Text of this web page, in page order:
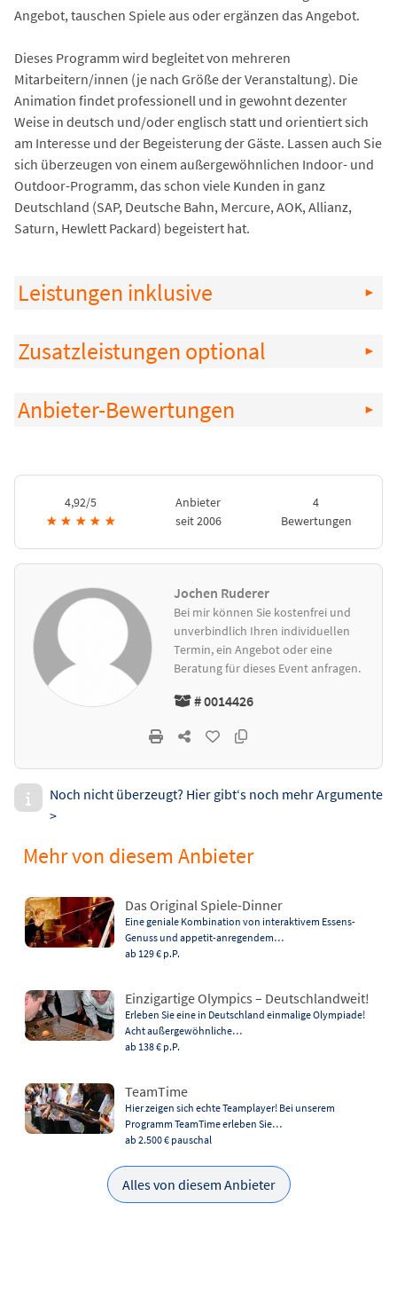
Angebot, tauschen Spiele aus oder ergänzen das Angebot.
Dieses Programm wird begleitet von mehreren
Mitarbeitern/innen (je nach Größe der Veranstaltung). Die
Animation findet professionell und in gewohnt dezenter
Weise in deutsch und/oder englisch statt und orientiert sich
am Interesse und der Begeisterung der Gäste. Lassen auch Sie
sich überzeugen von einem außergewöhnlichen Indoor- und
Outdoor-Programm, das schon viele Kunden in ganz
Deutschland (SAP, Deutsche Bahn, Mercure, AOK, Allianz,
Saturn, Hewlett Packard) begeistert hat.
Leistungen inklusive
Zusatzleistungen optional
Anbieter-Bewertungen
4,92/5
★ ★ ★ ★ ★
Anbieter
seit 2006
4
Bewertungen
Jochen Ruderer
Bei mir können Sie kostenfrei und
unverbindlich Ihren individuellen
Termin, ein Angebot oder eine
Beratung für dieses Event anfragen.
# 0014426
Noch nicht überzeugt? Hier gibt‘s noch mehr Argumente
>
Mehr von diesem Anbieter
Das Original Spiele-Dinner
Eine geniale Kombination von interaktivem Essens-
Genuss und appetit-anregendem…
ab 129 € p.P.
Einzigartige Olympics – Deutschlandweit!
Erleben Sie eine in Deutschland einmalige Olympiade!
Acht außergewöhnliche…
ab 138 € p.P.
TeamTime
Hier zeigen sich echte Teamplayer! Bei unserem
Programm TeamTime erleben Sie…
ab 2.500 € pauschal
Alles von diesem Anbieter